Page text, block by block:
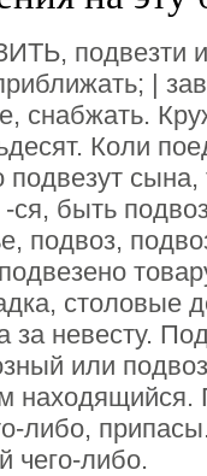
подвезти
|
снабжать.
Коли
быть
подвоз,
столовые
за невесту.
или
находящийся.
либо,
чего-либо.